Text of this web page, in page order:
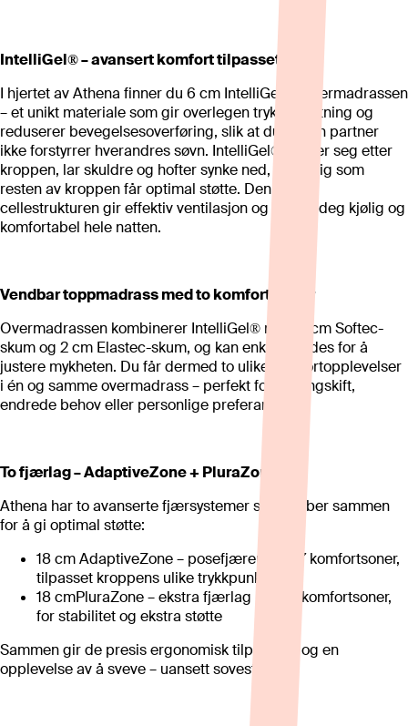
IntelliGel® – avansert komfort tilpasset deg
I hjertet av Athena finner du 6 cm IntelliGel® i overmadrassen
– et unikt materiale som gir overlegen trykkavlastning og
reduserer bevegelsesoverføring, slik at du og din partner
ikke forstyrrer hverandres søvn. IntelliGel® former seg etter
kroppen, lar skuldre og hofter synke ned, samtidig som
resten av kroppen får optimal støtte. Den åpne
cellestrukturen gir effektiv ventilasjon og holder deg kjølig og
komfortabel hele natten.
Vendbar toppmadrass med to komfortnivåer
Overmadrassen kombinerer IntelliGel® med 4 cm Softec-
skum og 2 cm Elastec-skum, og kan enkelt vendes for å
justere mykheten. Du får dermed to ulike komfortopplevelser
i én og samme overmadrass – perfekt for sesongskift,
endrede behov eller personlige preferanser.
To fjærlag – AdaptiveZone + PluraZone
Athena har to avanserte fjærsystemer som jobber sammen
for å gi optimal støtte:
18 cm AdaptiveZone – posefjærer med 7 komfortsoner,
tilpasset kroppens ulike trykkpunkter
18 cmPluraZone – ekstra fjærlag med 5 komfortsoner,
for stabilitet og ekstra støtte
Sammen gir de presis ergonomisk tilpasning og en
opplevelse av å sveve – uansett sovestilling.